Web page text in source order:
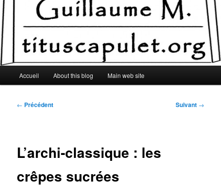
principal
Accueil About this blog Main web site
Navigation
← Précédent Suivant →
L’archi-classique : les
crêpes sucrées